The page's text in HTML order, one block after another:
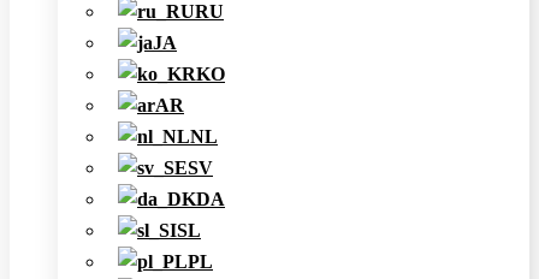
RU
JA
KO
AR
NL
SV
DA
SL
PL